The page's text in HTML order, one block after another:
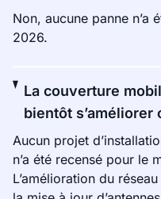
Non, aucune panne n’a
2026.
La couverture
bientôt s’améliorer
Aucun projet
n’a été recensé pour le
L’amélioration du